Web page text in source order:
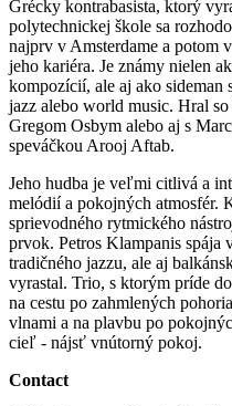
Grécky kontrabasista, ktorý
polytechnickej škole sa
najprv v Amsterdame a potom
jeho kariéra. Je známy nielen
kompozícií, ale aj ako sideman
jazz alebo world music. Hral
Gregom Osbym alebo aj s
speváčkou Arooj Aftab.
Jeho hudba je veľmi citlivá a
melódií a pokojných atmosfér.
sprievodného rytmického
prvok. Petros Klampanis spája
tradičného jazzu, ale aj
vyrastal. Trio, s ktorým príde
na cestu po zahmlených
vlnami a na plavbu po
cieľ - nájsť vnútorný pokoj.
Contact